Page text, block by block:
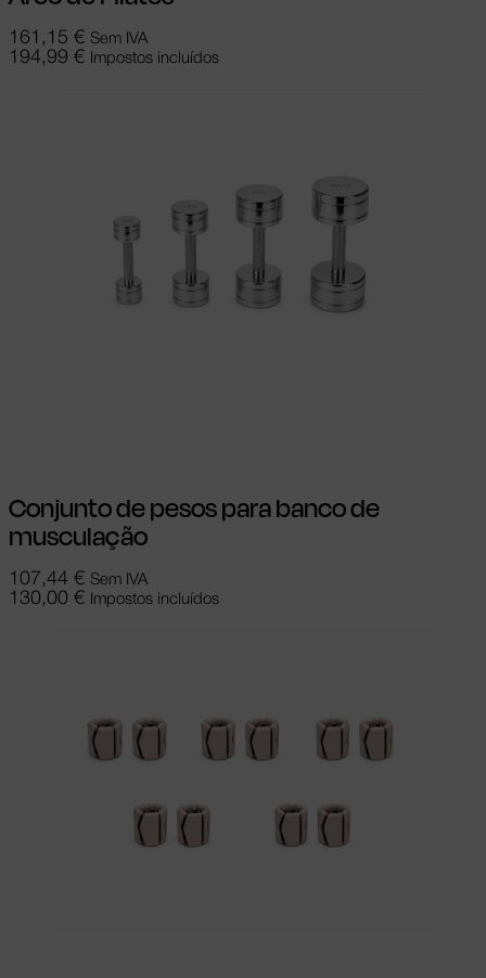
161,15 € Sem IVA
194,99 € Impostos incluídos
Conjunto de pesos para banco de
musculação
107,44 € Sem IVA
130,00 € Impostos incluídos